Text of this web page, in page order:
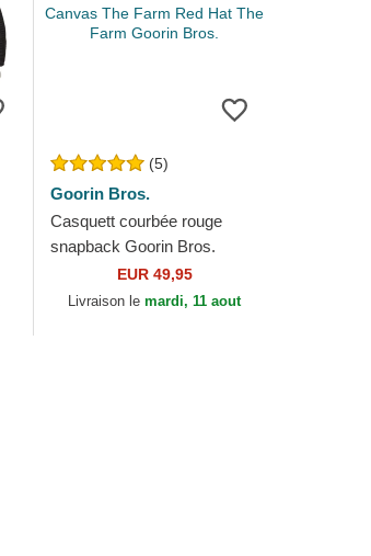
(5)
Goorin Bros.
Casquett courbée rouge
snapback Goorin Bros.
Horse Rebel The Wild West
Core Canvas The Farm
EUR 49,95
Livraison lemardi, 11 aout